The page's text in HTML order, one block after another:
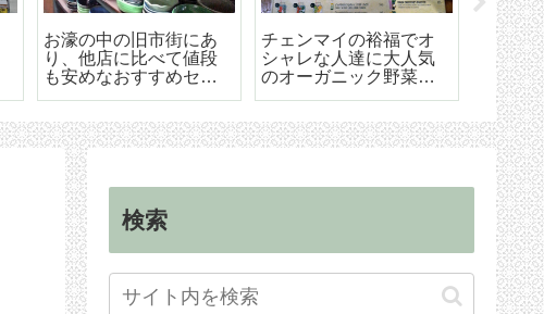
お濠の中の旧市街にあ
り、他店に比べて値段
も安めなおすすめセラ
チェンマイの裕福でオ
シャレな人達に大人気
のオーガニック野菜創
（Ohkajhu）」
チェン
ための
うや
から契
ドバイ
検索